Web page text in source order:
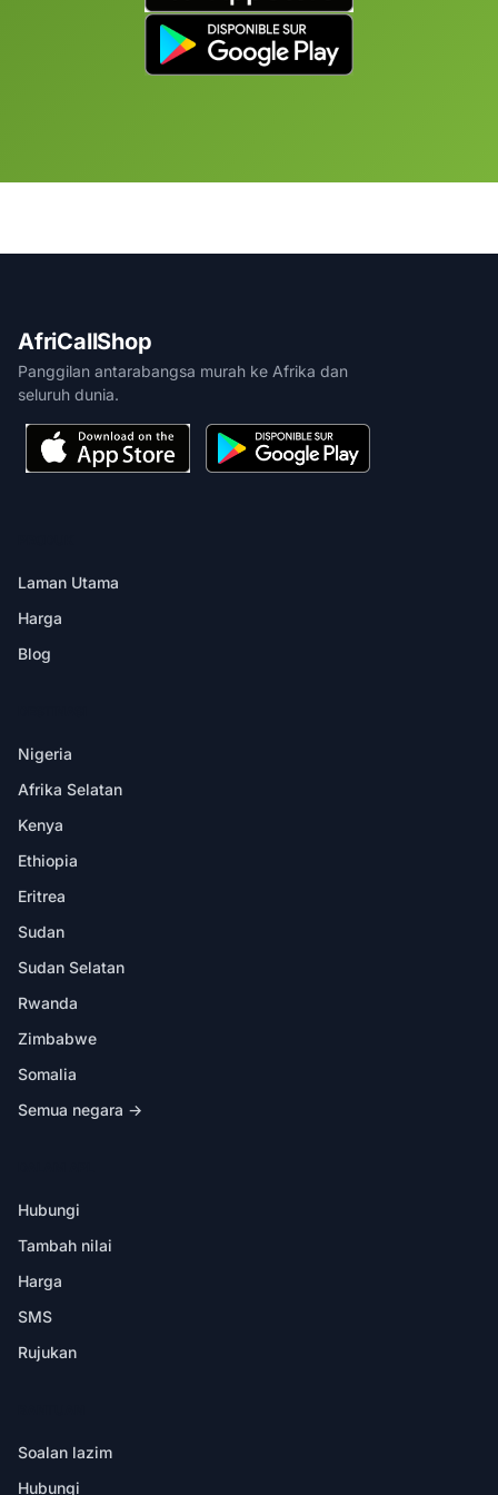
AfriCallShop
Panggilan antarabangsa murah ke Afrika dan
seluruh dunia.
Laman Utama
Harga
Blog
Nigeria
Afrika Selatan
Kenya
Ethiopia
Eritrea
Sudan
Sudan Selatan
Rwanda
Zimbabwe
Somalia
Semua negara →
Hubungi
Tambah nilai
Harga
SMS
Rujukan
Soalan lazim
Hubungi